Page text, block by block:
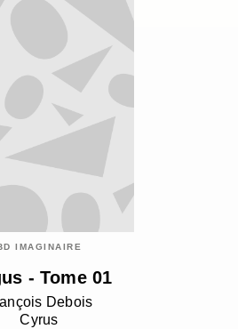
IMAGINAIRE
- Tome 01
Debois
Cyrus